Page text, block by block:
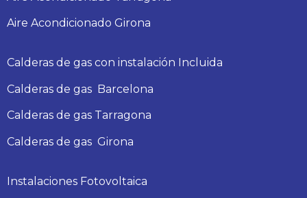
Aire Acondicionado Girona
Calderas de gas con instalación Incluida
Calderas de gas Barcelona
Calderas de gas Tarragona
Calderas de gas Girona
Instalaciones Fotovoltaica